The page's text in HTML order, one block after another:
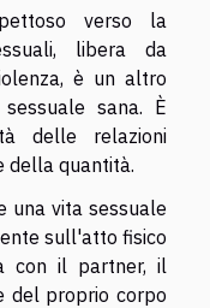
verso la
libera da
è un altro
sana. È
delle relazioni
della quantità.
una vita sessuale
sull'atto fisico
con il partner, il
del proprio corpo